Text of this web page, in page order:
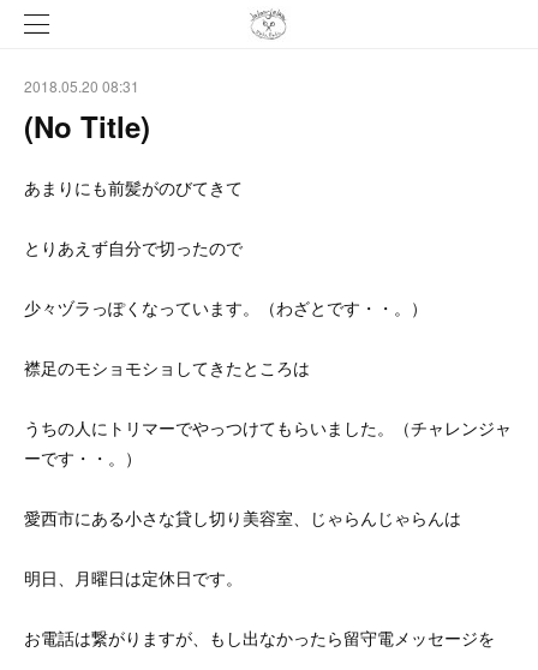
2018.05.20 08:31
(No Title)
あまりにも前髪がのびてきて
とりあえず自分で切ったので
少々ヅラっぽくなっています。（わざとです・・。）
襟足のモショモショしてきたところは
うちの人にトリマーでやっつけてもらいました。（チャレンジャ
ーです・・。）
愛西市にある小さな貸し切り美容室、じゃらんじゃらんは
明日、月曜日は定休日です。
お電話は繋がりますが、もし出なかったら留守電メッセージを